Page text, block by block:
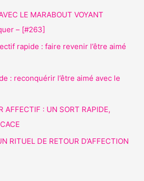
LE MARABOUT VOYANT
– [#263]
rapide : faire revenir l’être aimé
: reconquérir l’être aimé avec le
AFFECTIF : UN SORT RAPIDE,
RITUEL DE RETOUR D’AFFECTION